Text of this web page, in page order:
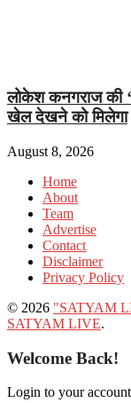
लोकेश कनगराज की
खेल देखने को मिलेगा
August 8, 2026
Home
About
Team
Advertise
Contact
Disclaimer
Privacy Policy
© 2026 "SATYAM
SATYAM LIVE.
Welcome Back!
Login to your